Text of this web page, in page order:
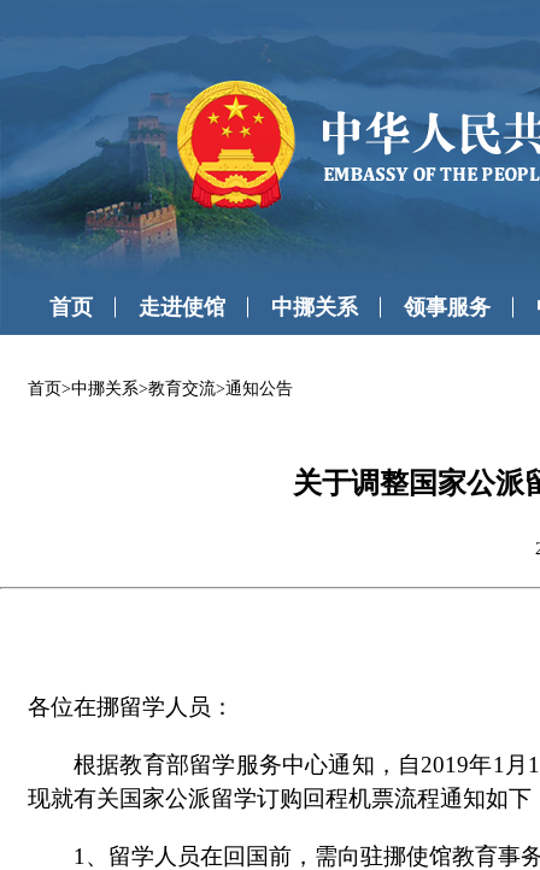
首页 走进使馆 中挪关系 领事服务
首页>中挪关系>教育交流>通知公告
关于调整国家公派
各位在挪留学人员：
根据教育部留学服务中心通知，自2019年1
现就有关国家公派留学订购回程机票流程通知如下
1、留学人员在回国前，需向驻挪使馆教育事